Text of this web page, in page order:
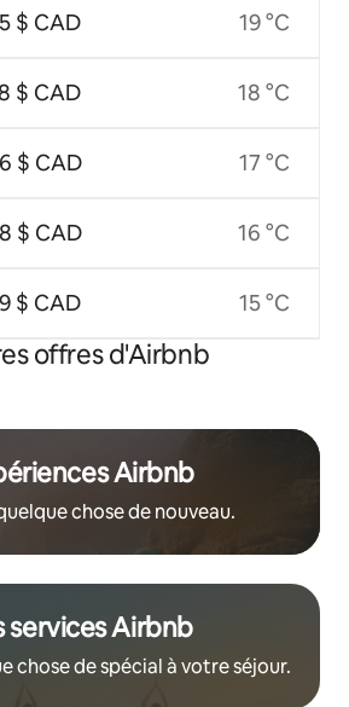
$ CAD
$ CAD
$ CAD
$ CAD
$ CAD
19 °C
18 °C
17 °C
16 °C
15 °C
offres d'Airbnb
Airbnb
chose de nouveau.
services Airbnb
chose de spécial à votre séjour.